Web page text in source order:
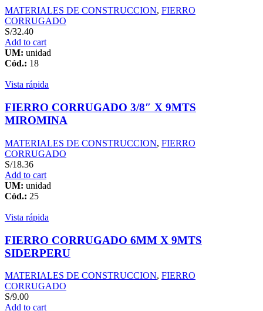
MATERIALES DE CONSTRUCCION, FIERRO
CORRUGADO
S/32.40
Add to cart
UM: unidad
Cód.: 18
Vista rápida
FIERRO CORRUGADO 3/8″ X 9MTS
MIROMINA
MATERIALES DE CONSTRUCCION, FIERRO
CORRUGADO
S/18.36
Add to cart
UM: unidad
Cód.: 25
Vista rápida
FIERRO CORRUGADO 6MM X 9MTS
SIDERPERU
MATERIALES DE CONSTRUCCION, FIERRO
CORRUGADO
S/9.00
Add to cart